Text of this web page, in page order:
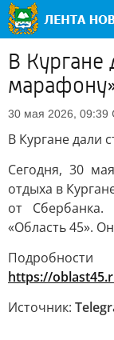
В Кургане
30 мая 2026, 09:39
В Кургане дали
Сегодня, 30
отдыха в
от
«Область 45».
https://
Источник: